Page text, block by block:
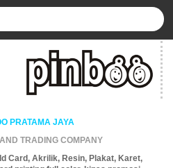
PRATAMA JAYA
TRADING COMPANY
Card, Akrilik, Resin, Plakat, Karet,